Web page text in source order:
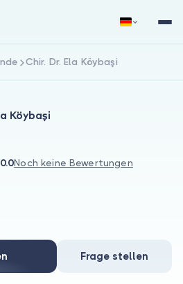
Anmelden
Chir. Dr. Ela Köybaşi
Köybaşi
0.0Noch keine Bewertungen
Frage stellen